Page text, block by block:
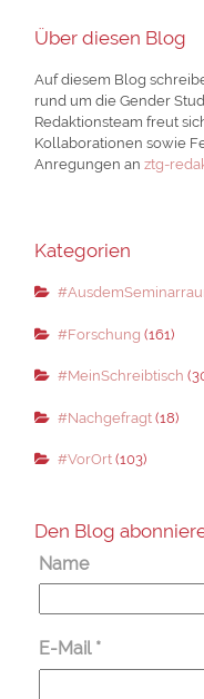
Über diesen Blog
Auf diesem Blog
rund um die Gender
Redaktionsteam freut
Kollaborationen sowie
Anregungen anztg-
Kategorien
#Forschung (161)
#MeinSchreibtisch
#Nachgefragt(18)
#VorOrt(103)
Den Blog
Name
E-Mail *